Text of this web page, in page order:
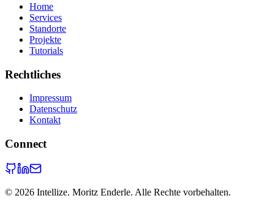
Home
Services
Standorte
Projekte
Tutorials
Rechtliches
Impressum
Datenschutz
Kontakt
Connect
© 2026 Intellize. Moritz Enderle. Alle Rechte vorbehalten.